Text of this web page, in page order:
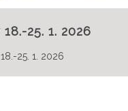
25. 1. 2026
25. 1. 2026